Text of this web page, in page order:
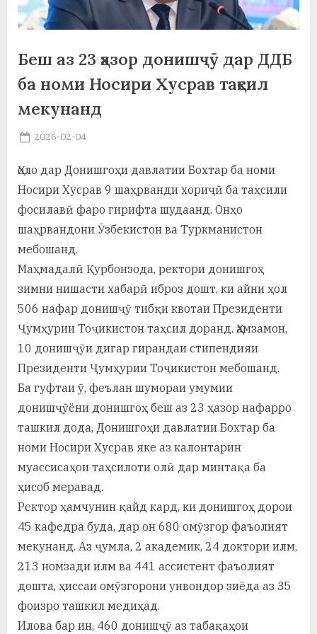
а
о
о
с
и
и
Х
у
р
а
в
Беш аз 23 ҳазор донишҷӯ дар ДДБ
ба номи Носири Хусрав таҳсил
мекунанд
Posted
2026-02-04
Ҳоло дар Донишгоҳи давлатии Бохтар ба номи
Носири Хусрав 9 шаҳрванди хориҷӣ ба таҳсили
фосилавӣ фаро гирифта шудаанд. Онҳо
шаҳрвандони Ӯзбекистон ва Туркманистон
мебошанд.
Маҳмадалӣ Қурбонзода, ректори донишгоҳ
зимни нишасти хабарӣ иброз дошт, ки айни ҳол
506 нафар донишҷӯ тибқи квотаи Президенти
Ҷумҳурии Тоҷикистон таҳсил доранд. Ҳамзамон,
10 донишҷӯи дигар гирандаи стипендияи
Президенти Ҷумҳурии Тоҷикистон мебошанд.
Ба гуфтаи ӯ, феълан шумораи умумии
донишҷӯёни донишгоҳ беш аз 23 ҳазор нафарро
ташкил дода, Донишгоҳи давлатии Бохтар ба
номи Носири Хусрав яке аз калонтарин
муассисаҳои таҳсилоти олӣ дар минтақа ба
ҳисоб меравад.
Ректор ҳамчунин қайд кард, ки донишгоҳ дорои
45 кафедра буда, дар он 680 омӯзгор фаъолият
мекунанд. Аз ҷумла, 2 академик, 24 доктори илм,
213 номзади илм ва 441 ассистент фаъолият
дошта, ҳиссаи омӯзгорони унвондор зиёда аз 35
фоизро ташкил медиҳад.
Илова бар ин, 460 донишҷӯ аз табақаҳои